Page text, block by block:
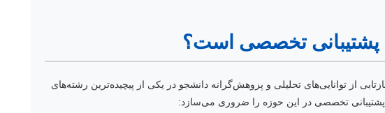
پشتیبانی تخصصی است؟
از توانایی‌های تحلیلی و پزوهش‌گرانه دانشجو در یکی از پیچیده‌ترین رشته‌های
پشتیبانی تخصصی در این حوزه را ضروری می‌سازد: